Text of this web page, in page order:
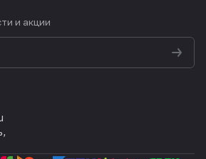
и акции